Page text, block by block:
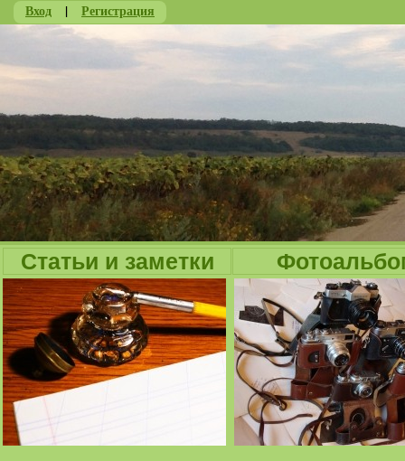
Вход | Регистрация
Статьи и заметки